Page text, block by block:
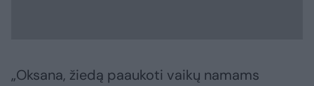
„Oksana, žiedą paaukoti vaikų namams